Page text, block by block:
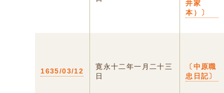
井家
本）〕
1635/03/12
寛永十二年一月二十三
日
〔中原職
忠日記〕